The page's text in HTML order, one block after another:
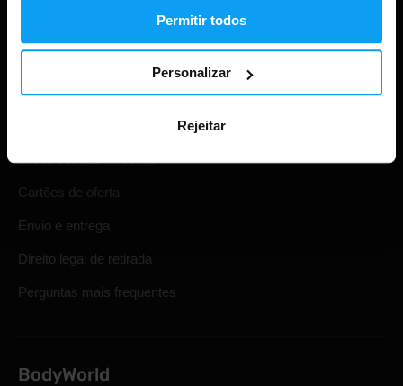
Permitir todos
Personalizar
Rejeitar
Acompanha a tua encomenda
Iniciar sessão na conta
Cartões de oferta
Envio e entrega
Direito legal de retirada
Perguntas mais frequentes
BodyWorld